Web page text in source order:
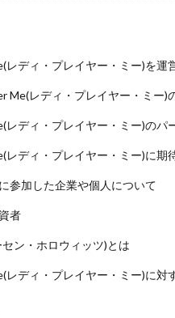
レディ・プレイヤー・ミー)を運
Me(レディ・プレイヤー・ミ
レディ・プレイヤー・ミー)のパ
レディ・プレイヤー・ミー)に期
参加した企業や個人について
者
ン・ホロウィッツ)とは
レディ・プレイヤー・ミー)に対